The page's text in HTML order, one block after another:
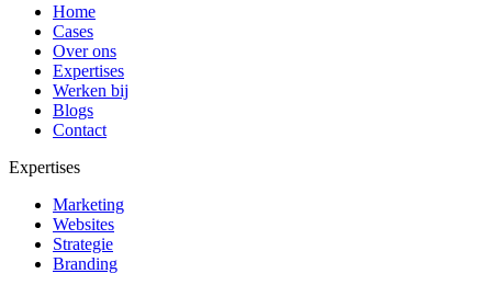
Home
Cases
Over ons
Expertises
Werken bij
Blogs
Contact
Expertises
Marketing
Websites
Strategie
Branding